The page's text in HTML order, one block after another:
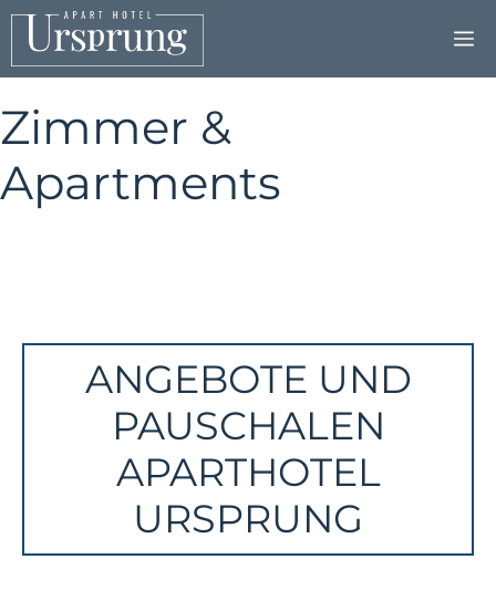
Zum
Inhalt
springen
Zimmer &
Apartments
ANGEBOTE UND
PAUSCHALEN
APARTHOTEL
URSPRUNG